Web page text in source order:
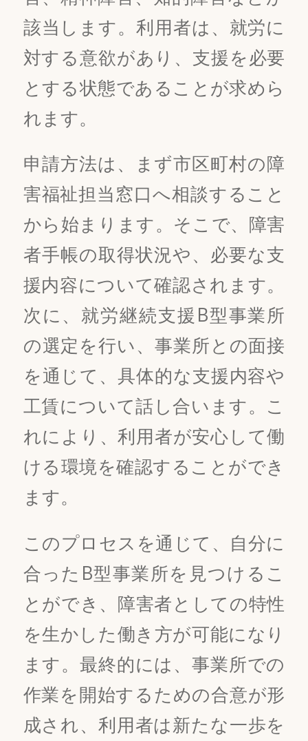
該当します。利用者は、就労に
対する意欲があり、支援を必要
とする状態であることが求めら
れます。
申請方法は、まず市区町村の障
害福祉担当窓口へ相談すること
から始まります。そこで、障害
者手帳の取得状況や、必要な支
援内容について確認されます。
次に、就労継続支援B型事業所
の選定を行い、事業所との面接
を通じて、具体的な支援内容や
工賃について話し合います。こ
れにより、利用者が安心して働
ける環境を確認することができ
ます。
このプロセスを通じて、自分に
合ったB型事業所を見つけるこ
とができ、障害者としての特性
を生かした働き方が可能になり
ます。最終的には、事業所での
作業を開始するための合意が形
成され、利用者は新たな一歩を